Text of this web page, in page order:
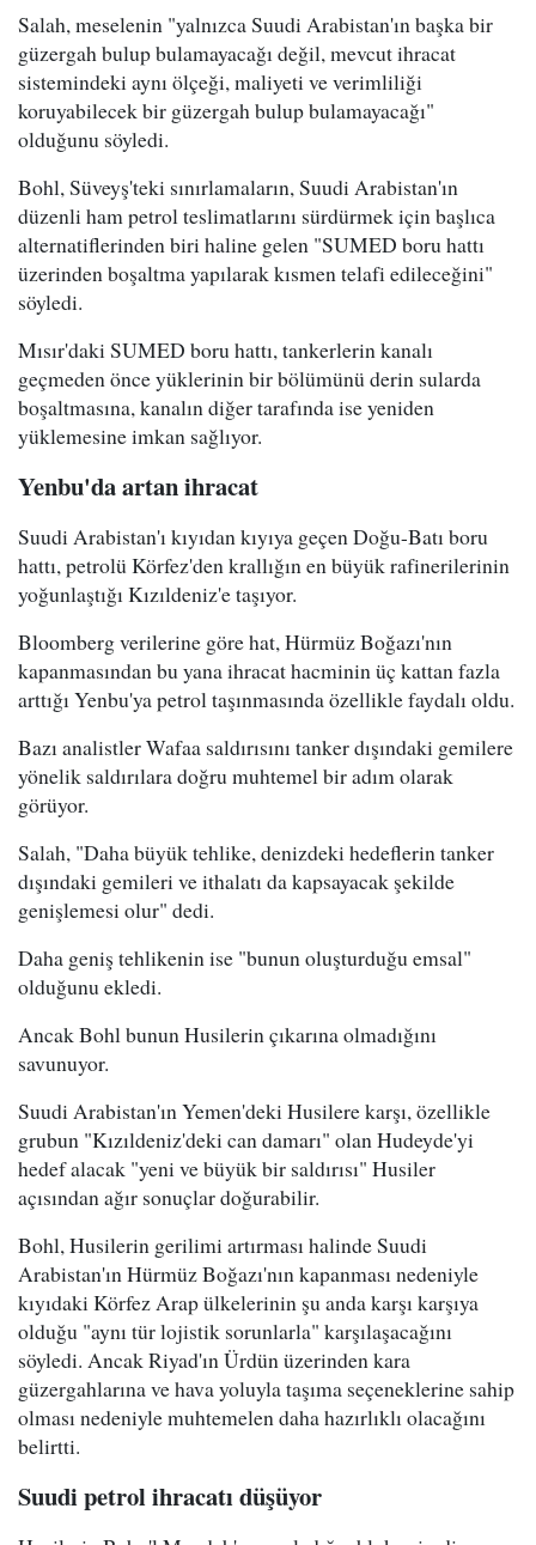
Salah, meselenin "yalnızca Suudi Arabistan'ın başka bir
güzergah bulup bulamayacağı değil, mevcut ihracat
sistemindeki aynı ölçeği, maliyeti ve verimliliği
koruyabilecek bir güzergah bulup bulamayacağı"
olduğunu söyledi.
Bohl, Süveyş'teki sınırlamaların, Suudi Arabistan'ın
düzenli ham petrol teslimatlarını sürdürmek için başlıca
alternatiflerinden biri haline gelen "SUMED boru hattı
üzerinden boşaltma yapılarak kısmen telafi edileceğini"
söyledi.
Mısır'daki SUMED boru hattı, tankerlerin kanalı
geçmeden önce yüklerinin bir bölümünü derin sularda
boşaltmasına, kanalın diğer tarafında ise yeniden
yüklemesine imkan sağlıyor.
Yenbu'da artan ihracat
Suudi Arabistan'ı kıyıdan kıyıya geçen Doğu-Batı boru
hattı, petrolü Körfez'den krallığın en büyük rafinerilerinin
yoğunlaştığı Kızıldeniz'e taşıyor.
Bloomberg verilerine göre hat, Hürmüz Boğazı'nın
kapanmasından bu yana ihracat hacminin üç kattan fazla
arttığı Yenbu'ya petrol taşınmasında özellikle faydalı oldu.
Bazı analistler Wafaa saldırısını tanker dışındaki gemilere
yönelik saldırılara doğru muhtemel bir adım olarak
görüyor.
Salah, "Daha büyük tehlike, denizdeki hedeflerin tanker
dışındaki gemileri ve ithalatı da kapsayacak şekilde
genişlemesi olur" dedi.
Daha geniş tehlikenin ise "bunun oluşturduğu emsal"
olduğunu ekledi.
Ancak Bohl bunun Husilerin çıkarına olmadığını
savunuyor.
Suudi Arabistan'ın Yemen'deki Husilere karşı, özellikle
grubun "Kızıldeniz'deki can damarı" olan Hudeyde'yi
hedef alacak "yeni ve büyük bir saldırısı" Husiler
açısından ağır sonuçlar doğurabilir.
Bohl, Husilerin gerilimi artırması halinde Suudi
Arabistan'ın Hürmüz Boğazı'nın kapanması nedeniyle
kıyıdaki Körfez Arap ülkelerinin şu anda karşı karşıya
olduğu "aynı tür lojistik sorunlarla" karşılaşacağını
söyledi. Ancak Riyad'ın Ürdün üzerinden kara
güzergahlarına ve hava yoluyla taşıma seçeneklerine sahip
olması nedeniyle muhtemelen daha hazırlıklı olacağını
belirtti.
Suudi petrol ihracatı düşüyor